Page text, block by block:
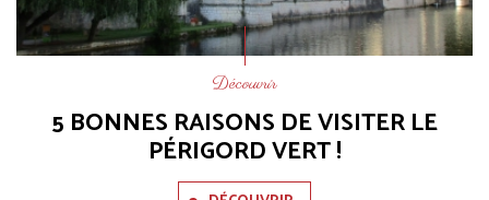
Découvrir
5 BONNES RAISONS DE VISITER LE
PÉRIGORD VERT !